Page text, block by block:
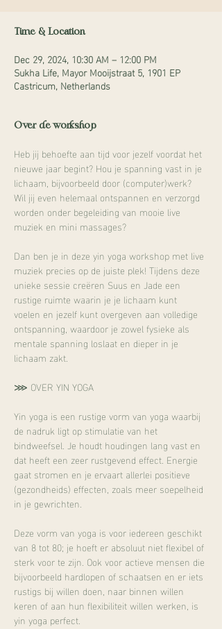
Time & Location
Dec 29, 2024, 10:30 AM – 12:00 PM
Sukha Life, Mayor Mooijstraat 5, 1901 EP
Castricum, Netherlands
Over de workshop
Heb jij behoefte aan tijd voor jezelf voordat het
nieuwe jaar begint? Hou je spanning vast in je
lichaam, bijvoorbeeld door (computer)werk?
Wil jij even helemaal ontspannen en verzorgd
worden onder begeleiding van mooie live
muziek en mini massages?
Dan ben je in deze yin yoga workshop met live
muziek precies op de juiste plek! Tijdens deze
unieke sessie creëren Suus en Jade een
rustige ruimte waarin je je lichaam kunt
voelen en jezelf kunt overgeven aan volledige
ontspanning, waardoor je zowel fysieke als
mentale spanning loslaat en dieper in je
lichaam zakt.
⋙ OVER YIN YOGA
Yin yoga is een rustige vorm van yoga waarbij
de nadruk ligt op stimulatie van het
bindweefsel. Je houdt houdingen lang vast en
dat heeft een zeer rustgevend effect. Energie
gaat stromen en je ervaart allerlei positieve
(gezondheids) effecten, zoals meer soepelheid
in je gewrichten.
Deze vorm van yoga is voor iedereen geschikt
van 8 tot 80; je hoeft er absoluut niet flexibel of
sterk voor te zijn. Ook voor actieve mensen die
bijvoorbeeld hardlopen of schaatsen en er iets
rustigs bij willen doen, naar binnen willen
keren of aan hun flexibiliteit willen werken, is
yin yoga perfect.